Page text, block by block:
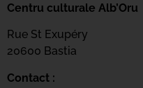
Centru culturale Alb’Oru
Rue St Exupéry
20600 Bastia
Contact :